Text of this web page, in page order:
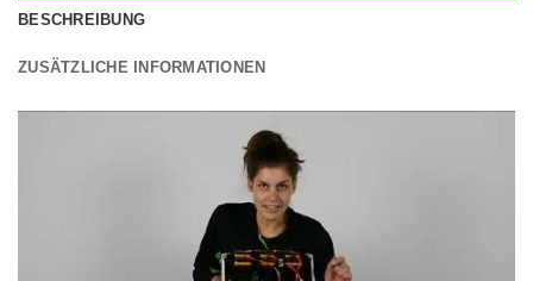
BESCHREIBUNG
ZUSÄTZLICHE INFORMATIONEN